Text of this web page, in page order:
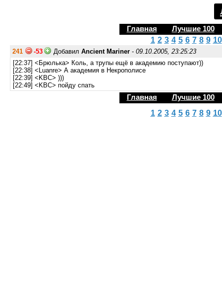
Главная Лучшие 100
1 2 3 4 5 6 7 8 9 10
241 -53 Добавил Ancient Mariner - 09.10.2005, 23:25:23
[22:37] <Брюлька> Коль, а трупы ещё в академию поступают))
[22:38] <Luanre> А академия в Некрополисе
[22:39] <KBC> )))
[22:49] <KBC> пойду спать
Главная Лучшие 100
1 2 3 4 5 6 7 8 9 10